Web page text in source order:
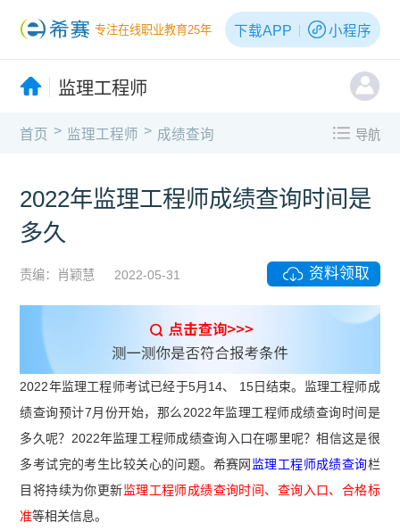
专注在线职业教育25年 下载APP 小程序
监理工程师
首页 > 监理工程师 > 成绩查询 导航
2022年监理工程师成绩查询时间是
多久
责编：肖颖慧 2022-05-31 资料领取
2022年监理工程师考试已经于5月14、 15日结束。监理工程师成
绩查询预计7月份开始，那么2022年监理工程师成绩查询时间是
多久呢？2022年监理工程师成绩查询入口在哪里呢？相信这是很
多考试完的考生比较关心的问题。 希赛网监理工程师成绩查询栏
目将持续为你更新监理工程师成绩查询时间、查询入口、合格标
准等相关信息。